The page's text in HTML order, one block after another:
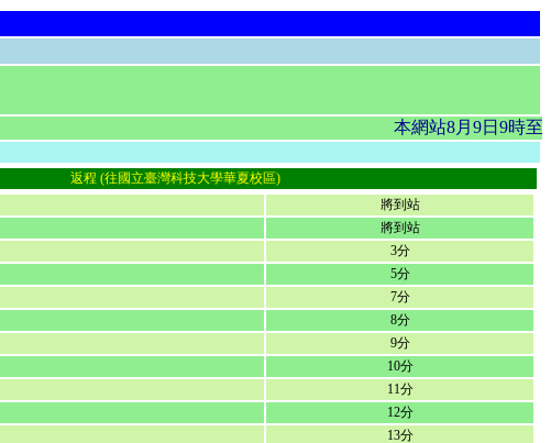
本網站8月9日9時
返程 (往國立臺灣科技大學華夏校區)
將到站
將到站
3分
5分
7分
8分
9分
10分
11分
12分
13分